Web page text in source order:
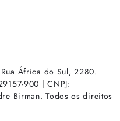
África do Sul, 2280.
900 | CNPJ:
Birman. Todos os direitos